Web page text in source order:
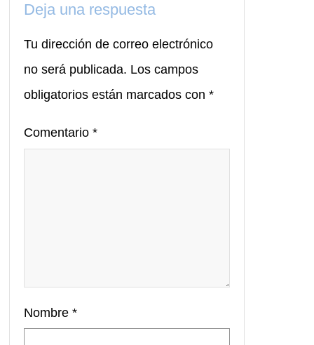
Deja una respuesta
Tu dirección de correo electrónico
no será publicada. Los campos
obligatorios están marcados con *
Comentario *
Nombre *